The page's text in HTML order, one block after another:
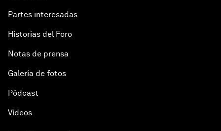
Partes interesadas
Historias del Foro
Notas de prensa
Galería de fotos
Pódcast
Vídeos